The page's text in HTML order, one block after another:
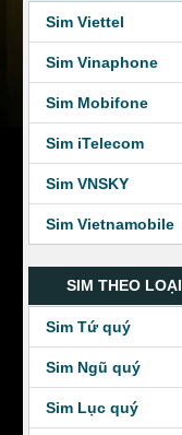
Sim Viettel
Sim Vinaphone
Sim Mobifone
Sim iTelecom
Sim VNSKY
Sim Vietnamobile
SIM THEO LOẠI
Sim Tứ quý
Sim Ngũ quý
Sim Lục quý